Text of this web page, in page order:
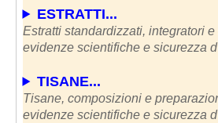
ESTRATTI...
Estratti standardizzati, integratori
evidenze scientifiche e sicurezza
TISANE...
Tisane, composizioni e
evidenze scientifiche e sicurezza